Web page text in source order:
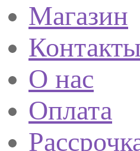
Магазин
Контакты
О нас
Оплата